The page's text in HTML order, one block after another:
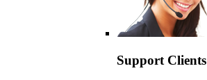
Support Clients